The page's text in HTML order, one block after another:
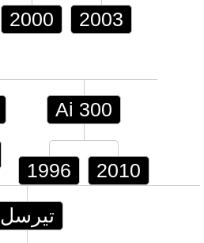
2000 2003
Ai 300
1996 2010
تيرسل